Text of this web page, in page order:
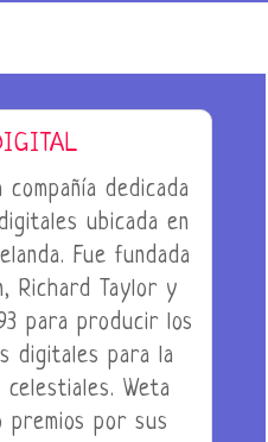
dedicada
ubicada en
Fue fundada
Richard Taylor y
para producir los
digitales para la
Weta
premios por sus